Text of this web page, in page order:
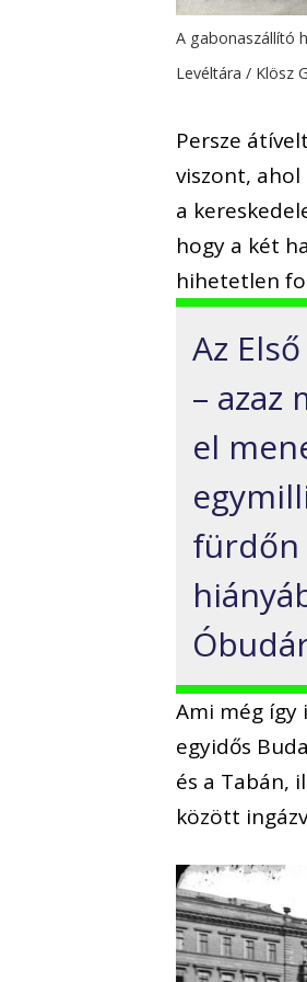
A gabonaszállító
Levéltára / Klösz
Persze
viszont,
a
hogy a két
hihetetlen
Az
– azaz
el
fürdőn
Ami még így
egyidős
és a Tabán,
között